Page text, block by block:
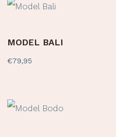
MODEL BALI
€79,95